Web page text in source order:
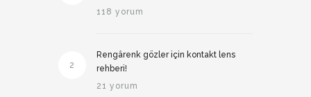
118 yorum
2
Rengârenk gözler için kontakt lens
rehberi!
21 yorum